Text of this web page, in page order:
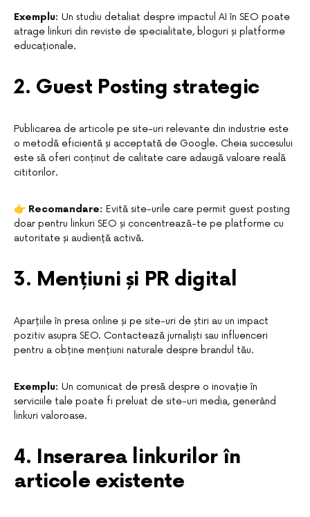
Exemplu: Un studiu detaliat despre impactul AI în SEO poate
atrage linkuri din reviste de specialitate, bloguri și platforme
educaționale.
2. Guest Posting strategic
Publicarea de articole pe site-uri relevante din industrie este
o metodă eficientă și acceptată de Google. Cheia succesului
este să oferi conținut de calitate care adaugă valoare reală
cititorilor.
👉 Recomandare: Evită site-urile care permit guest posting
doar pentru linkuri SEO și concentrează-te pe platforme cu
autoritate și audiență activă.
3. Mențiuni și PR digital
Aparțiile în presa online și pe site-uri de știri au un impact
pozitiv asupra SEO. Contactează jurnaliști sau influenceri
pentru a obține mențiuni naturale despre brandul tău.
Exemplu: Un comunicat de presă despre o inovație în
serviciile tale poate fi preluat de site-uri media, generând
linkuri valoroase.
4. Inserarea linkurilor în
articole existente